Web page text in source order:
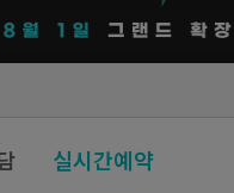
실시간예약